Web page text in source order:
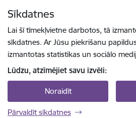
Sīkdatnes
Lai šī tīmekļvietne darbotos, tā
sīkdatnes. Ar Jūsu piekrišanu
izmantotas statistikas un sociālo
Lūdzu, atzīmējiet savu izvēli:
Noraidīt
Pārvaldīt sīkdatnes